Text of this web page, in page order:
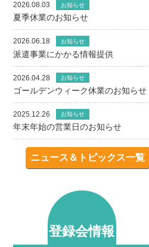
2026.08.03 お知らせ
夏季休業のお知らせ
2026.06.18 お知らせ
派遣事業にかかる情報提供
2026.04.28 お知らせ
ゴールデンウィーク休業のお知らせ
2025.12.26 お知らせ
年末年始の営業日のお知らせ
ニュース＆トピックス一覧
登録会情報